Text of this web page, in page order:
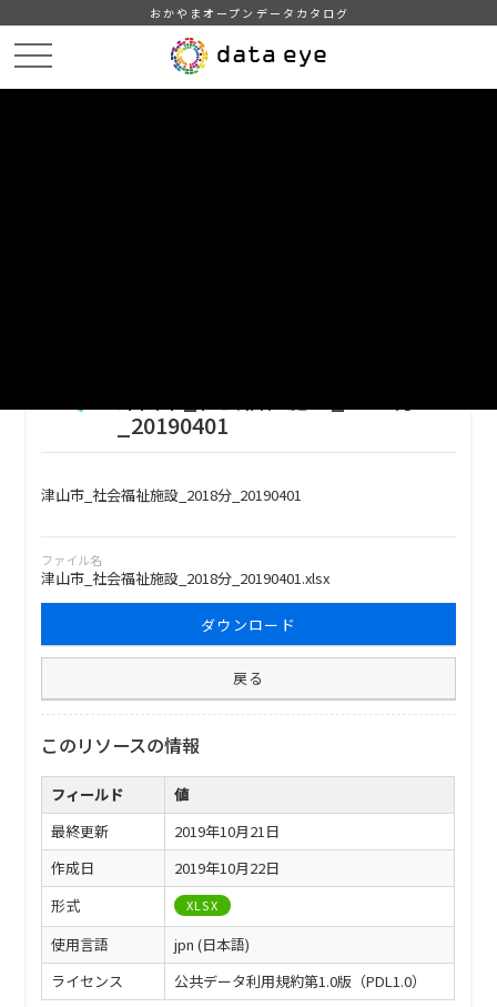
おかやまオープンデータカタログ
_20190401
津山市_社会福祉施設_2018分_20190401
ファイル名
津山市_社会福祉施設_2018分_20190401.xlsx
ダウンロード
戻る
このリソースの情報
フィールド
値
最終更新
2019年10月21日
作成日
2019年10月22日
形式
XLSX
使用言語
jpn (日本語)
ライセンス
公共データ利用規約第1.0版（PDL1.0）